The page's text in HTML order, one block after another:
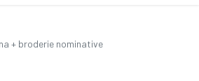
+ broderie nominative